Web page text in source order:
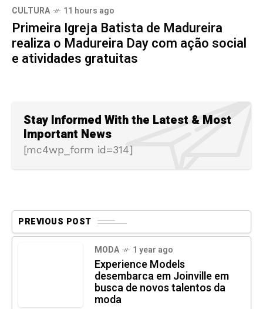
CULTURA 11 hours ago
Primeira Igreja Batista de Madureira
realiza o Madureira Day com ação social
e atividades gratuitas
Stay Informed With the Latest & Most
Important News
[mc4wp_form id=314]
PREVIOUS POST
MODA 1 year ago
Experience Models
desembarca em Joinville em
busca de novos talentos da
moda